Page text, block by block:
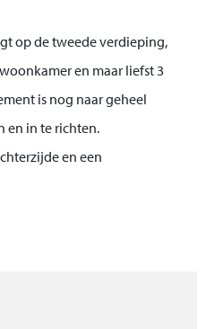
op de tweede verdieping,
en maar liefst 3
is nog naar geheel
en in te richten.
en een
Bij het
en parkeerplaats in
op wandelafstand van het